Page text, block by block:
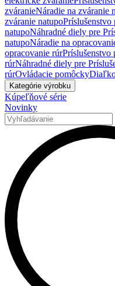
zváranieNáradie na zváranie
zváranie natupoPríslušenstvo
natupoNáhradné diely pre
natupoNáradie na
opracovanie rúrPríslušenstvo
rúrNáhradné diely pre
rúrOvládacie pomôcky
Kategórie výrobku
Kúpeľňové série
Novinky